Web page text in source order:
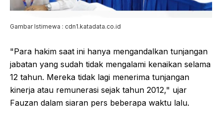
Gambar Istimewa : cdn1.katadata.co.id
"Para hakim saat ini hanya mengandalkan tunjangan
jabatan yang sudah tidak mengalami kenaikan selama
12 tahun. Mereka tidak lagi menerima tunjangan
kinerja atau remunerasi sejak tahun 2012," ujar
Fauzan dalam siaran pers beberapa waktu lalu.